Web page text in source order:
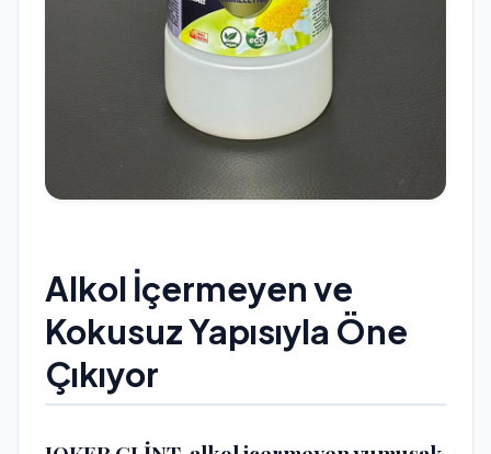
Alkol İçermeyen ve
Kokusuz Yapısıyla Öne
Çıkıyor